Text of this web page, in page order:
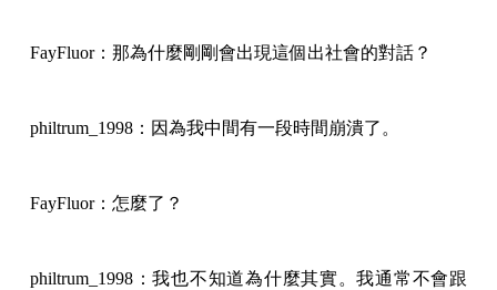
FayFluor：那為什麼剛剛會出現這個出社會的對話？
philtrum_1998：因為我中間有一段時間崩潰了。
FayFluor：怎麼了？
philtrum_1998：我也不知道為什麼其實。我通常不會跟